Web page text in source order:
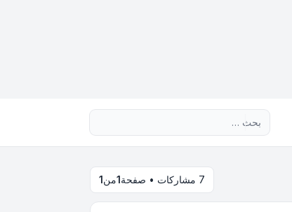
7 مشاركات • صفحة 1من1